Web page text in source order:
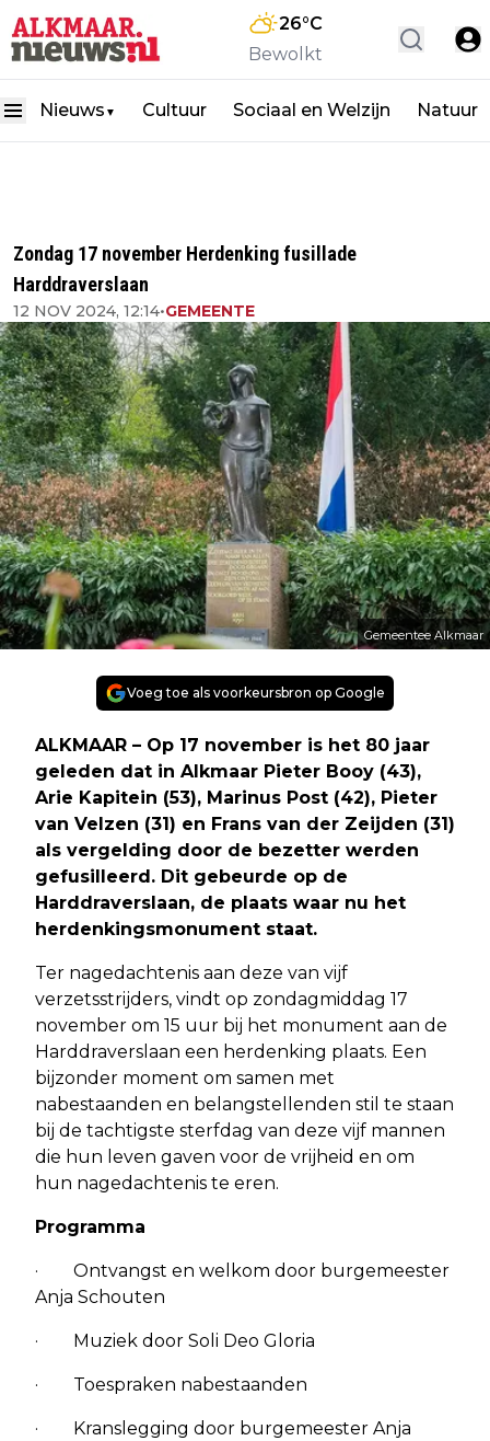
26°C
Bewolkt
Nieuws ▼ Cultuur Sociaal en Welzijn Natuur
Zondag 17 november Herdenking fusillade
Harddraverslaan
12 NOV 2024, 12:14•GEMEENTE
Gemeentee Alkmaar
Voeg toe als voorkeursbron op Google
ALKMAAR – Op 17 november is het 80 jaar
geleden dat in Alkmaar Pieter Booy (43),
Arie Kapitein (53), Marinus Post (42), Pieter
van Velzen (31) en Frans van der Zeijden (31)
als vergelding door de bezetter werden
gefusilleerd. Dit gebeurde op de
Harddraverslaan, de plaats waar nu het
herdenkingsmonument staat.
Ter nagedachtenis aan deze van vijf
verzetsstrijders, vindt op zondagmiddag 17
november om 15 uur bij het monument aan de
Harddraverslaan een herdenking plaats. Een
bijzonder moment om samen met
nabestaanden en belangstellenden stil te staan
bij de tachtigste sterfdag van deze vijf mannen
die hun leven gaven voor de vrijheid en om
hun nagedachtenis te eren.
Programma
· Ontvangst en welkom door burgemeester
Anja Schouten
· Muziek door Soli Deo Gloria
· Toespraken nabestaanden
· Kranslegging door burgemeester Anja